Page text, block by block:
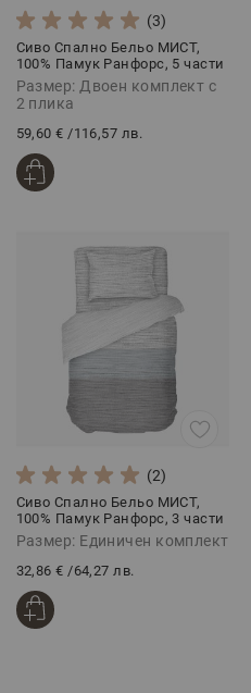
(3)
Сиво Спално Бельо МИСТ,
100% Памук Ранфорс, 5 части
Размер: Двоен комплект с
2 плика
59,60 € /116,57 лв.
(2)
Сиво Спално Бельо МИСТ,
100% Памук Ранфорс, 3 части
Размер: Единичен комплект
32,86 € /64,27 лв.